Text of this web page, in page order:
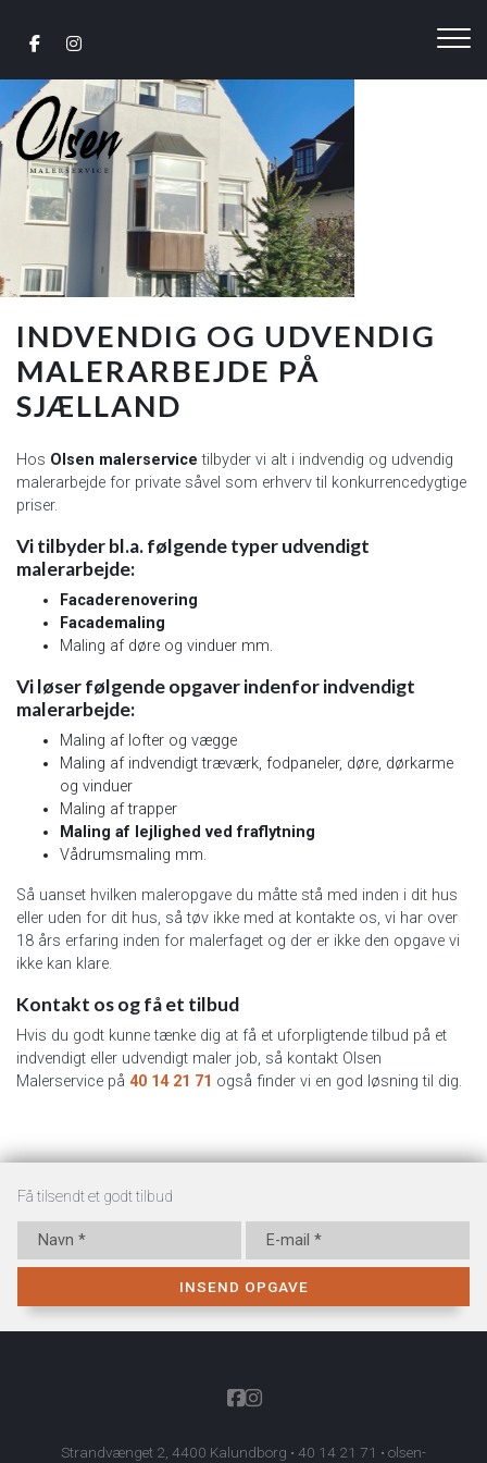
INDVENDIG OG UDVENDIG
MALERARBEJDE PÅ
SJÆLLAND
Hos Olsen malerservice tilbyder vi alt i indvendig og udvendig
malerarbejde for private såvel som erhverv til konkurrencedygtige
priser.
Vi tilbyder bl.a. følgende typer udvendigt
malerarbejde:
Facaderenovering
Facademaling
Maling af døre og vinduer mm.
Vi løser følgende opgaver indenfor indvendigt
malerarbejde:
Maling af lofter og vægge
Maling af indvendigt træværk, fodpaneler, døre, dørkarme
og vinduer
Maling af trapper
Maling af lejlighed ved fraflytning
Vådrumsmaling mm.
Så uanset hvilken maleropgave du måtte stå med inden i dit hus
eller uden for dit hus, så tøv ikke med at kontakte os, vi har over
18 års erfaring inden for malerfaget og der er ikke den opgave vi
ikke kan klare.
Kontakt os og få et tilbud
Hvis du godt kunne tænke dig at få et uforpligtende tilbud på et
indvendigt eller udvendigt maler job, så kontakt Olsen
Malerservice på 40 14 21 71 også finder vi en god løsning til dig.
Få tilsendt et godt tilbud
Strandvænget 2, 4400 Kalundborg • 40 14 21 71 • olsen-